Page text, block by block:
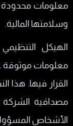
معلومات محدودة
وسلامتها المالية.
الهيكل
معلومات موثوقة
القرار فيها. هذا
مصداقية
الأشخاص